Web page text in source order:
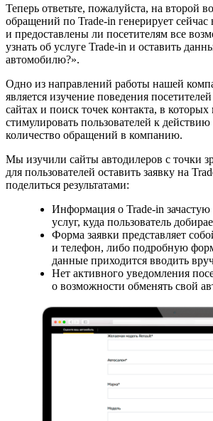
Теперь ответьте, пожалуйста, на второй
обращений по Trade-in генерирует сейчас
и предоставлены ли посетителям все
узнать об услуге Trade-in и оставить
автомобилю?».
Одно из направлений работы нашей
является изучение поведения
сайтах и поиск точек контакта, в
стимулировать пользователей к
количество обращений в компанию.
Мы изучили сайты автодилеров с точки
для пользователей оставить заявку на
поделиться результатами:
Информация о Trade-in зачастую
услуг, куда пользователь
Форма заявки представляет
и телефон, либо подробную
данные приходится вводить
Нет активного уведомления
о возможности обменять свой